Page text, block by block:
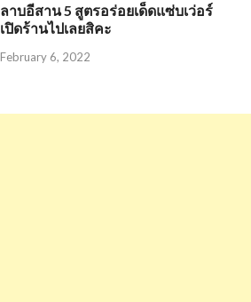
ลาบอีสาน 5 สูตรอร่อยเด็ดแซ่บเว่อร์
เปิดร้านไปเลยสิคะ
February 6, 2022